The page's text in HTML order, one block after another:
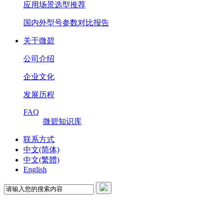
应用场景选型推荐
国内外型号参数对比报告
关于微碧
公司介绍
企业文化
发展历程
FAQ
微碧知识库
联系方式
中文(简体)
中文(繁體)
English